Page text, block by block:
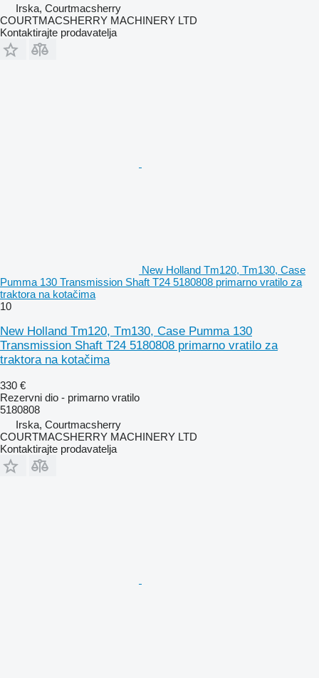
Irska, Courtmacsherry
COURTMACSHERRY MACHINERY LTD
Kontaktirajte prodavatelja
New Holland Tm120, Tm130, Case
Pumma 130 Transmission Shaft T24 5180808 primarno vratilo za
traktora na kotačima
10
New Holland Tm120, Tm130, Case Pumma 130
Transmission Shaft T24 5180808 primarno vratilo za
traktora na kotačima
330 €
Rezervni dio - primarno vratilo
5180808
Irska, Courtmacsherry
COURTMACSHERRY MACHINERY LTD
Kontaktirajte prodavatelja